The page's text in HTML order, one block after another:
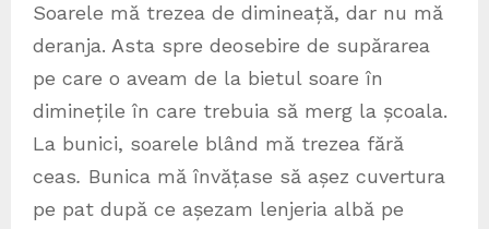
Soarele mă trezea de dimineață, dar nu mă
deranja. Asta spre deosebire de supărarea
pe care o aveam de la bietul soare în
diminețile în care trebuia să merg la școala.
La bunici, soarele blând mă trezea fără
ceas. Bunica mă învățase să așez cuvertura
pe pat după ce așezam lenjeria albă pe